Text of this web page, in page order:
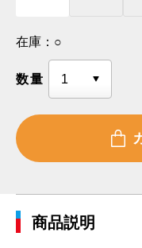
在庫： ○
数量
商品説明